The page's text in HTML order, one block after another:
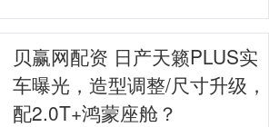
贝赢网配资 日产天籁PLUS实
车曝光，造型调整/尺寸升级，
配2.0T+鸿蒙座舱？